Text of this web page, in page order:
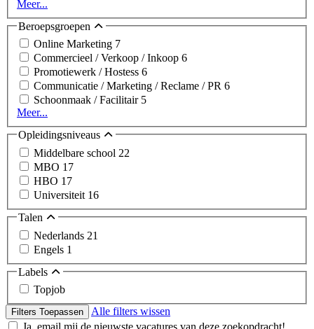
Meer...
Beroepsgroepen
Online Marketing 7
Commercieel / Verkoop / Inkoop 6
Promotiewerk / Hostess 6
Communicatie / Marketing / Reclame / PR 6
Schoonmaak / Facilitair 5
Meer...
Opleidingsniveaus
Middelbare school 22
MBO 17
HBO 17
Universiteit 16
Talen
Nederlands 21
Engels 1
Labels
Topjob
Filters Toepassen
Alle filters wissen